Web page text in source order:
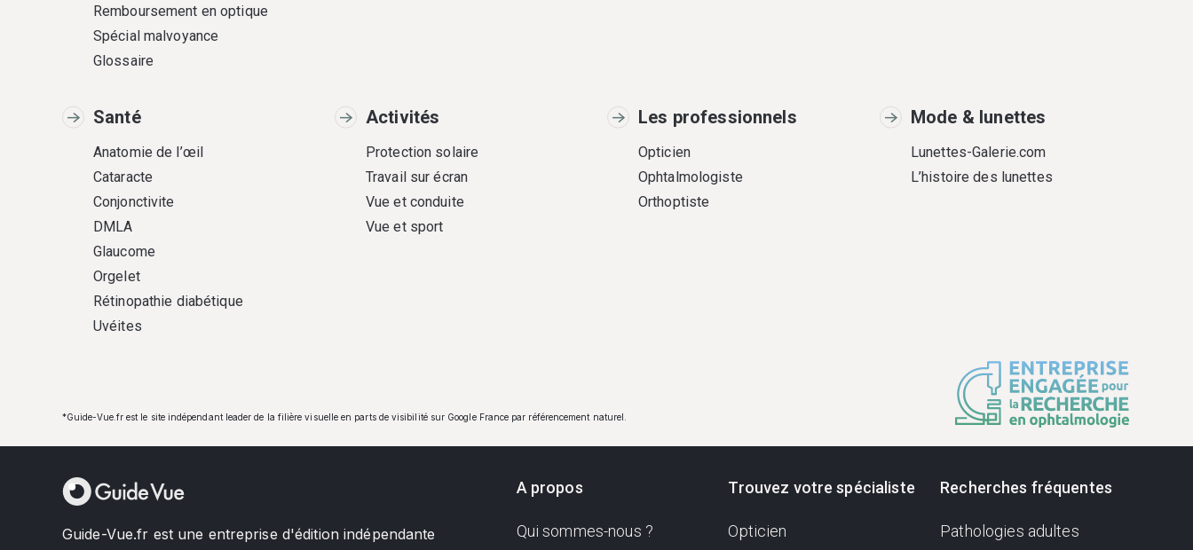
Remboursement en optique
Spécial malvoyance
Glossaire
Santé
Anatomie de l’œil
Cataracte
Conjonctivite
DMLA
Glaucome
Orgelet
Rétinopathie diabétique
Uvéites
Activités
Protection solaire
Travail sur écran
Vue et conduite
Vue et sport
Les professionnels
Opticien
Ophtalmologiste
Orthoptiste
Mode & lunettes
Lunettes-Galerie.com
L’histoire des lunettes
*Guide-Vue.fr est le site indépendant leader de la filière visuelle en parts de visibilité sur Google France par référencement naturel.
Guide-Vue.fr est une entreprise d'édition indépendante
A propos
Qui sommes-nous ?
Trouvez votre spécialiste
Opticien
Recherches fréquentes
Pathologies adultes